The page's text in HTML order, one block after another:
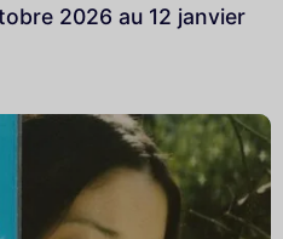
2026 au 12 janvier